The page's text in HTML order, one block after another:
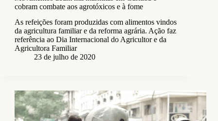
cobram combate aos agrotóxicos e à fome
As refeições foram produzidas com alimentos vindos
da agricultura familiar e da reforma agrária. Ação faz
referência ao Dia Internacional do Agricultor e da
Agricultora Familiar
23 de julho de 2020